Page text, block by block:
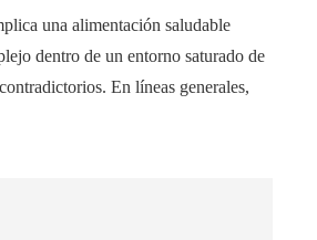
una alimentación saludable
dentro de un entorno saturado de
En líneas generales,